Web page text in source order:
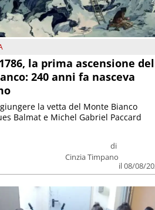
la prima ascensione del
240 anni fa nasceva
di
Cinzia Timpano
il 08/08/
la vetta del Monte Bianco
Balmat e Michel Gabriel Paccard